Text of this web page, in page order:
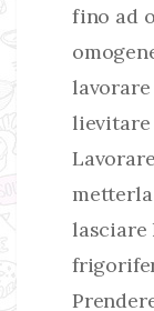
fino ad
lasciare